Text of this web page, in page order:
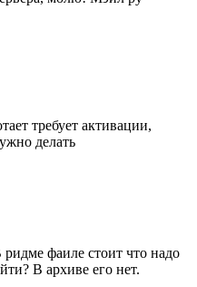
требует активации,
делать
фаиле стоит что надо
В архиве его нет.